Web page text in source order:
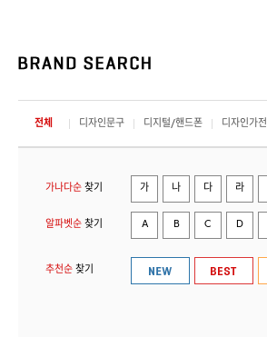
전체 디자인문구 디지털/핸드폰 디자인가전
가나다순 찾기 가 나 다 라
알파벳순 찾기 A B C D
추천순 찾기